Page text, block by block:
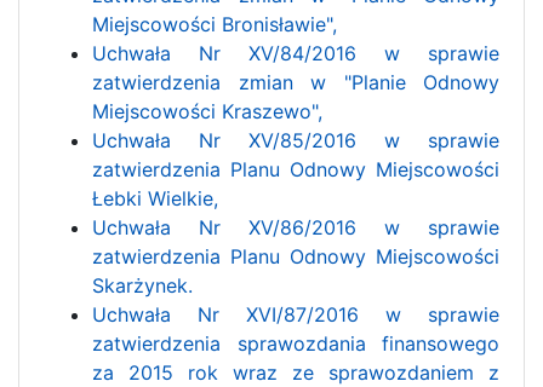
Miejscowości Bronisławie",
Uchwała Nr XV/84/2016 w sprawie
zatwierdzenia zmian w "Planie Odnowy
Miejscowości Kraszewo",
Uchwała Nr XV/85/2016 w sprawie
zatwierdzenia Planu Odnowy Miejscowości
Łebki Wielkie,
Uchwała Nr XV/86/2016 w sprawie
zatwierdzenia Planu Odnowy Miejscowości
Skarżynek.
Uchwała Nr XVI/87/2016 w sprawie
zatwierdzenia sprawozdania finansowego
za 2015 rok wraz ze sprawozdaniem z